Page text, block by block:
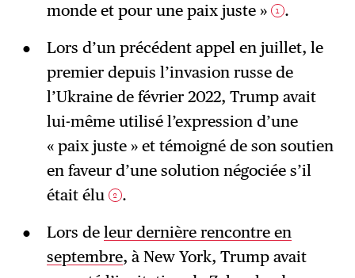
monde et pour une paix juste »
1 .
Lors d’un précédent appel en juillet, le
premier depuis l’invasion russe de
l’Ukraine de février 2022, Trump avait
lui-même utilisé l’expression d’une
« paix juste » et témoigné de son soutien
en faveur d’une solution négociée s’il
était élu
2 .
Lors de leur dernière rencontre en
septembre, à New York, Trump avait